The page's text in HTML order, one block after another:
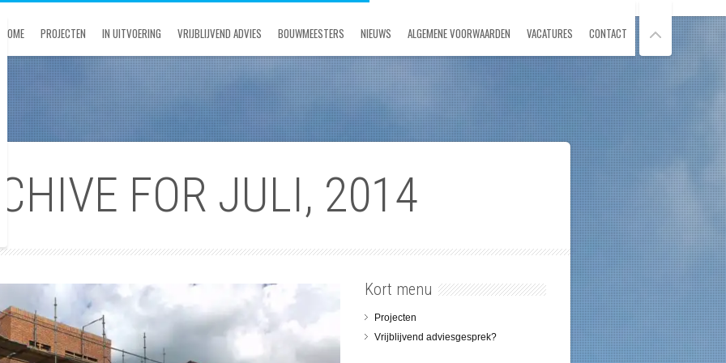
HOME PROJECTEN IN UITVOERING VRIJBLIJVEND ADVIES BOUWMEESTERS NIEUWS ALGEMENE VOORWAARDEN VACATURES CONTACT
FOR JULI, 2014
Kort menu
Projecten
Vrijblijvend adviesgesprek?